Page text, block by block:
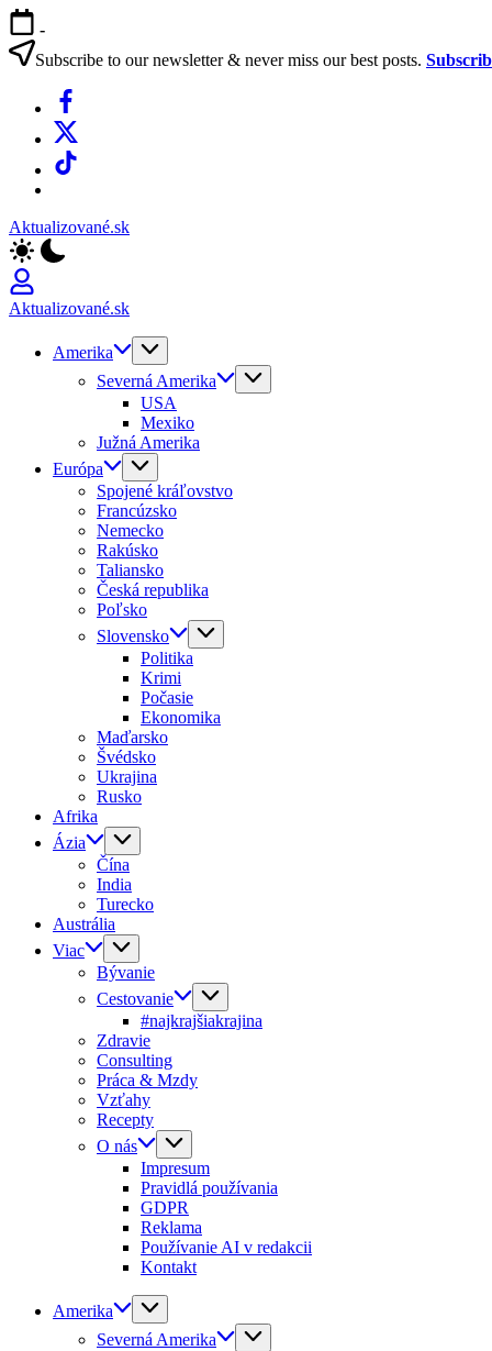
Skip
to
content
-
Subscribe to our newsletter & never miss our best posts.
Facebook
X
TikTok
Aktualizované.sk
Aktualizované.sk
Amerika
Severná Amerika
USA
Mexiko
Južná Amerika
Európa
Spojené kráľovstvo
Francúzsko
Nemecko
Rakúsko
Taliansko
Česká republika
Poľsko
Slovensko
Politika
Krimi
Počasie
Ekonomika
Maďarsko
Švédsko
Ukrajina
Rusko
Afrika
Ázia
Čína
India
Turecko
Austrália
Viac
Bývanie
Cestovanie
#najkrajšiakrajina
Zdravie
Consulting
Práca & Mzdy
Vzťahy
Recepty
O nás
Impresum
Pravidlá používania
GDPR
Reklama
Používanie AI v redakcii
Kontakt
Amerika
Severná Amerika